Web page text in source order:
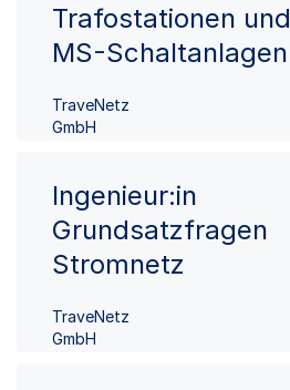
Trafostationen und
MS-Schaltanlagen
TraveNetz
GmbH
Ingenieur:in
Grundsatzfragen
Stromnetz
TraveNetz
GmbH